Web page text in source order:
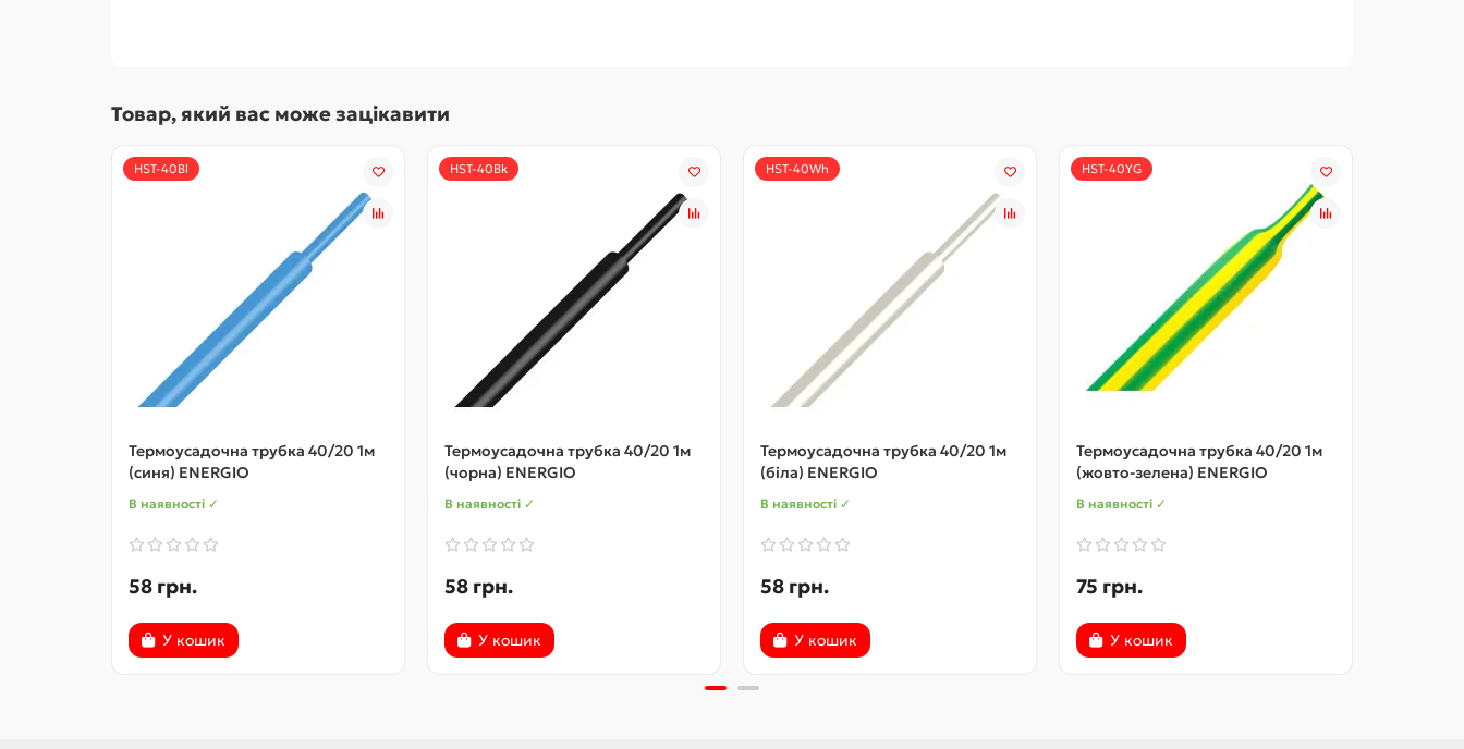
Товар, який вас може зацікавити
HST-40Bl
Термоусадочна трубка 40/20 1м
(синя) ENERGIO
В наявності ✓
58 грн.
У кошик
HST-40Bk
Термоусадочна трубка 40/20 1м
(чорна) ENERGIO
В наявності ✓
58 грн.
У кошик
HST-40Wh
Термоусадочна трубка 40/20 1м
(біла) ENERGIO
В наявності ✓
58 грн.
У кошик
HST-40YG
Термоусадочна трубка 40/20 1м
(жовто-зелена) ENERGIO
В наявності ✓
75 грн.
У кошик